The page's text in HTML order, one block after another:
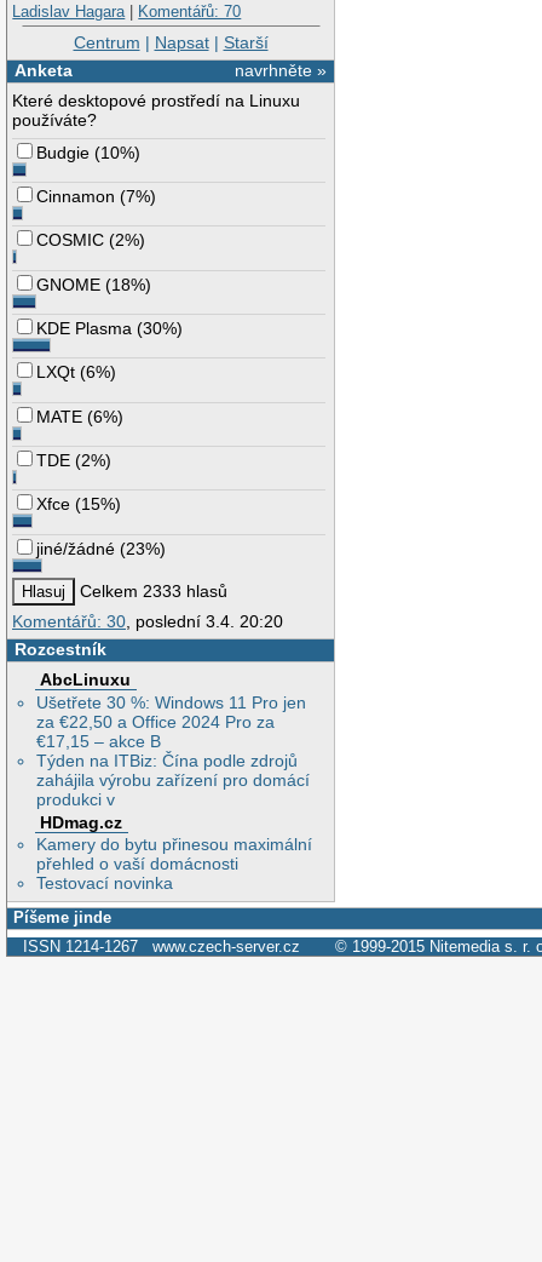
Ladislav Hagara | Komentářů: 70
Centrum | Napsat| Starší
navrhněte »
Anketa
Které desktopové prostředí na Linuxu
používáte?
Budgie (10%)
Cinnamon (7%)
COSMIC (2%)
GNOME (18%)
KDE Plasma (30%)
LXQt (6%)
MATE (6%)
TDE (2%)
Xfce (15%)
jiné/žádné (23%)
Celkem 2333 hlasů
Komentářů: 30, poslední 3.4. 20:20
Rozcestník
AbcLinuxu
Ušetřete 30 %: Windows 11 Pro jen
za €22,50 a Office 2024 Pro za
€17,15 – akce B
Týden na ITBiz: Čína podle zdrojů
zahájila výrobu zařízení pro domácí
produkci v
HDmag.cz
Kamery do bytu přinesou maximální
přehled o vaší domácnosti
Testovací novinka
Píšeme jinde
ISSN 1214-1267 www.czech-server.cz © 1999-2015 Nitemedia s. r.